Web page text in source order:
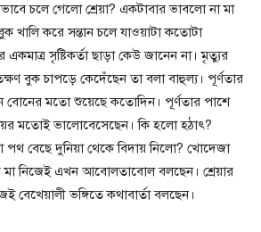
চলে গেলো শ্রেয়া? একটাবার ভাবলো না মা
খালি করে সন্তান চলে যাওয়াটা কতোটা
সৃষ্টিকর্তা ছাড়া কেউ জানেন না। মৃত্যুর
বুক চাপড়ে কেদেঁছেন তা বলা বাহুল্য। পূর্ণতার
বোনের মতো শুয়েছে কতোদিন। পূর্ণতার পাশে
মতোই ভালোবেসেছেন। কি হলো হঠাৎ?
বেছে দুনিয়া থেকে বিদায় নিলো? খোদেজা
মা নিজেই এখন আবোলতাবোল বলছেন। শ্রেয়ার
বেখেয়ালী ভঙ্গিতে কথাবার্তা বলছেন।